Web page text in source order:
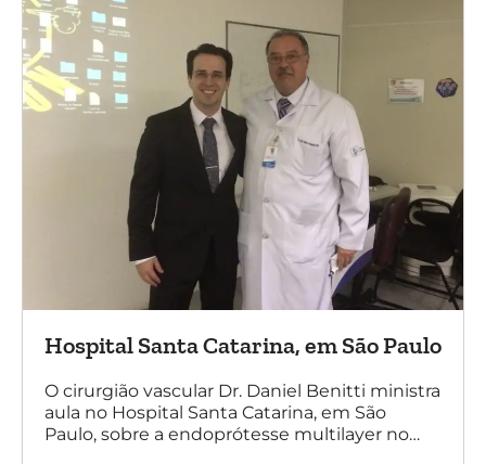
Hospital Santa Catarina, em São Paulo
O cirurgião vascular Dr. Daniel Benitti ministra
aula no Hospital Santa Catarina, em São
Paulo, sobre a endoprótesse multilayer no